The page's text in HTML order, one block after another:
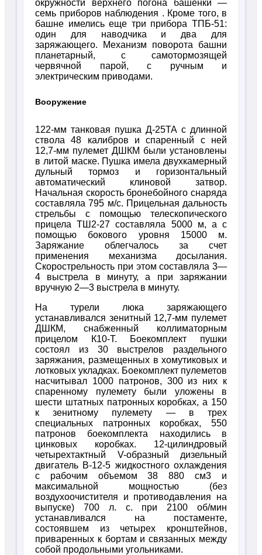
окружности верхнего погона башенки —
семь приборов наблюдения . Кроме того, в
башне имелись еще три прибора ТПБ-51:
один для наводчика и два для
заряжающего. Механизм поворота башни
планетарный, с самотормозящей
червячной парой, с ручным и
электрическим приводами.
Вооружение
122-мм танковая пушка Д-25ТА с длинной
ствола 48 калибров и спаренный с ней
12,7-мм пулемет ДШКМ были установлены
в литой маске. Пушка имела двухкамерный
дульный тормоз и горизонтальный
автоматический клиновой затвор.
Начальная скорость бронебойного снаряда
составляла 795 м/с. Прицельная дальность
стрельбы с помощью телескопического
прицела ТШ2-27 составляла 5000 м, а с
помощью бокового уровня 15000 м.
Заряжание облегчалось за счет
применения механизма досылания.
Скорострельность при этом составляла 3—
4 выстрела в минуту, а при заряжании
вручную 2—3 выстрела в минуту.
На турели люка заряжающего
устанавливался зенитный 12,7-мм пулемет
ДШКМ, снабженный коллиматорным
прицелом К10-Т. Боекомплект пушки
состоял из 30 выстрелов раздельного
заряжания, размещенных в хомутиковых и
лотковых укладках. Боекомплект пулеметов
насчитывал 1000 патронов, 300 из них к
спаренному пулемету были уложены в
шести штатных патронных коробках, а 150
к зенитному пулемету — в трех
специальных патронных коробках, 550
патронов боекомплекта находились в
цинковых коробках. 12-цилиндровый
четырехтактный V-образный дизельный
двигатель В-12-5 жидкостного охлаждения
с рабочим объемом 38 880 см3 и
максимальной мощностью (без
воздухоочистителя и противодавления на
выпуске) 700 л. с. при 2100 об/мин
устанавливался на постаменте,
состоявшем из четырех кронштейнов,
приваренных к бортам и связанных между
собой продольными угольниками.